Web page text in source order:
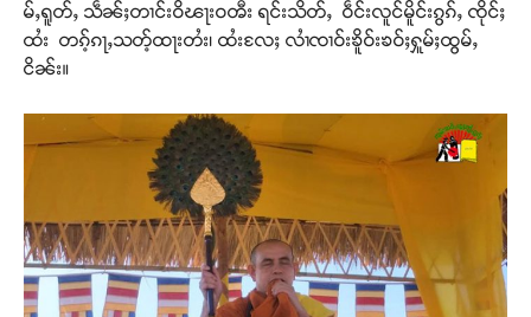
မ်ႇရူတ်ႇ သဵၼ်ႈတၢင်းဝိၽႃးဝၻီး ရင်းသိတ်ႇ ဝဵင်းလူင်မိူင်းၵွၵ်ႇ ၸိုင်ႈ
ထႆး တၵ့်ၵႃႇသတ့်ထႃးတႆး၊ ထႆးလႄႈ လၢႆၸၢဝ်းၶိူဝ်းၶဝ်ႈႁူမ်ႈထွမ်ႇ
ငိၼ်း။